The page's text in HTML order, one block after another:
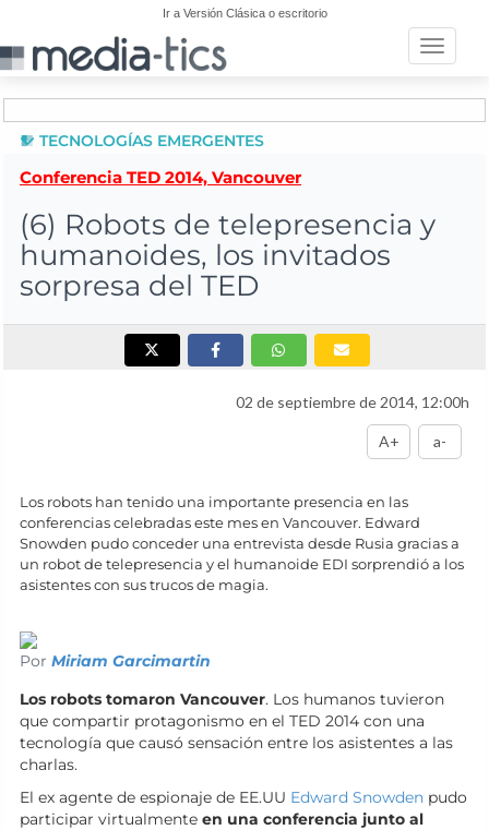
Ir a Versión Clásica o escritorio
Toggle
TECNOLOGÍAS EMERGENTES
Conferencia TED 2014, Vancouver
(6) Robots de telepresencia y
humanoides, los invitados
sorpresa del TED
02 de septiembre de 2014, 12:00h
A+ a-
Los robots han tenido una importante presencia en las
conferencias celebradas este mes en Vancouver. Edward
Snowden pudo conceder una entrevista desde Rusia gracias a
un robot de telepresencia y el humanoide EDI sorprendió a los
asistentes con sus trucos de magia.
Por Miriam Garcimartin
Los robots tomaron Vancouver. Los humanos tuvieron
que compartir protagonismo en el TED 2014 con una
tecnología que causó sensación entre los asistentes a las
charlas.
El ex agente de espionaje de EE.UU Edward Snowden pudo
participar virtualmente en una conferencia junto al